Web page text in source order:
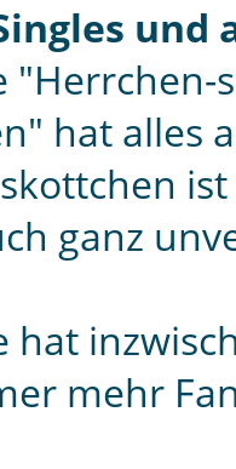
und
"Herrchen-
hat alles
ganz
hat
mehr